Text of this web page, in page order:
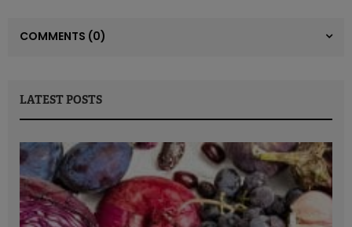
COMMENTS (0)
LATEST POSTS